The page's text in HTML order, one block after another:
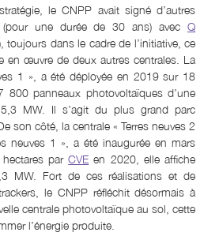
le CNPP avait signé d’autres
(pour une durée de 30 ans) avec Q
toujours dans le cadre de l’initiative, ce
en œuvre de deux autres centrales. La
1 », a été déployée en 2019 sur 18
800 panneaux photovoltaïques d’une
MW. Il s’agit du plus grand parc
son côté, la centrale « Terres neuves 2
neuves 1 », a été inaugurée en mars
parCVE en 2020, elle affiche
MW. Fort de ces réalisations et de
le CNPP réfléchit désormais à
centrale photovoltaïque au sol, cette
l’énergie produite.